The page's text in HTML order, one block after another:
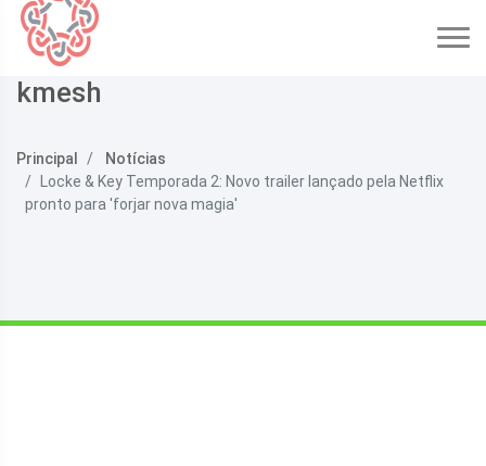
kmesh
Principal
Notícias
Locke & Key Temporada 2: Novo trailer lançado pela Netflix
pronto para 'forjar nova magia'